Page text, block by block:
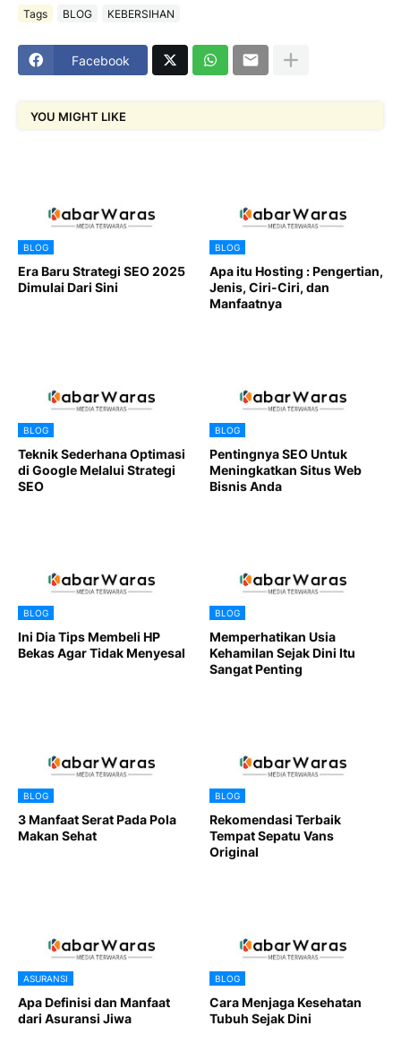
Tags BLOG KEBERSIHAN
Facebook
YOU MIGHT LIKE
BLOG
Era Baru Strategi SEO 2025
Dimulai Dari Sini
BLOG
Apa itu Hosting : Pengertian,
Jenis, Ciri-Ciri, dan
Manfaatnya
BLOG
Teknik Sederhana Optimasi
di Google Melalui Strategi
SEO
BLOG
Pentingnya SEO Untuk
Meningkatkan Situs Web
Bisnis Anda
BLOG
Ini Dia Tips Membeli HP
Bekas Agar Tidak Menyesal
BLOG
Memperhatikan Usia
Kehamilan Sejak Dini Itu
Sangat Penting
BLOG
3 Manfaat Serat Pada Pola
Makan Sehat
BLOG
Rekomendasi Terbaik
Tempat Sepatu Vans
Original
ASURANSI
Apa Definisi dan Manfaat
dari Asuransi Jiwa
BLOG
Cara Menjaga Kesehatan
Tubuh Sejak Dini